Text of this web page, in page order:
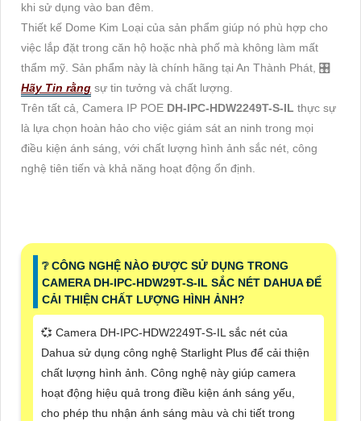
khi sử dụng vào ban đêm.
Thiết kế Dome Kim Loại của sản phẩm giúp nó phù hợp cho
việc lắp đặt trong căn hộ hoặc nhà phố mà không làm mất
thẩm mỹ. Sản phẩm này là chính hãng tại An Thành Phát, 🎛
Hãy Tin rằng sự tin tưởng và chất lượng.
Trên tất cả, Camera IP POE DH-IPC-HDW2249T-S-IL thực sự
là lựa chọn hoàn hảo cho việc giám sát an ninh trong mọi
điều kiện ánh sáng, với chất lượng hình ảnh sắc nét, công
nghệ tiên tiến và khả năng hoạt động ổn định.
❔ CÔNG NGHỆ NÀO ĐƯỢC SỬ DỤNG TRONG
CAMERA DH-IPC-HDW29T-S-IL SẮC NÉT DAHUA ĐỂ
CẢI THIỆN CHẤT LƯỢNG HÌNH ẢNH?
💞 Camera DH-IPC-HDW2249T-S-IL sắc nét của
Dahua sử dụng công nghệ Starlight Plus để cải thiện
chất lượng hình ảnh. Công nghệ này giúp camera
hoạt động hiệu quả trong điều kiện ánh sáng yếu,
cho phép thu nhận ánh sáng màu và chi tiết trong